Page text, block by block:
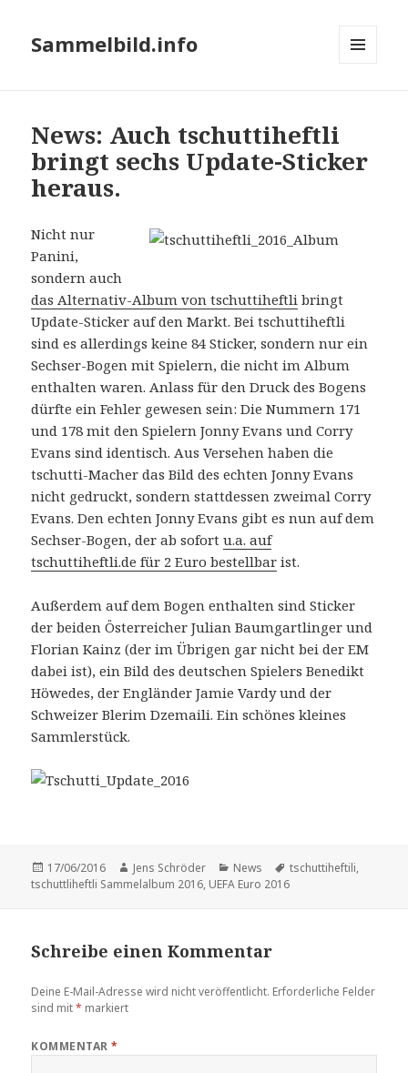
Sammelbild.info
News: Auch tschuttiheftli
bringt sechs Update-Sticker
heraus.
Nicht nur
Panini,
sondern auch
das Alternativ-Album von tschuttiheftli bringt
Update-Sticker auf den Markt. Bei tschuttiheftli
sind es allerdings keine 84 Sticker, sondern nur ein
Sechser-Bogen mit Spielern, die nicht im Album
enthalten waren. Anlass für den Druck des Bogens
dürfte ein Fehler gewesen sein: Die Nummern 171
und 178 mit den Spielern Jonny Evans und Corry
Evans sind identisch. Aus Versehen haben die
tschutti-Macher das Bild des echten Jonny Evans
nicht gedruckt, sondern stattdessen zweimal Corry
Evans. Den echten Jonny Evans gibt es nun auf dem
Sechser-Bogen, der ab sofortu.a. auf
tschuttiheftli.de für 2 Euro bestellbar ist.
Außerdem auf dem Bogen enthalten sind Sticker
der beiden Österreicher Julian Baumgartlinger und
Florian Kainz (der im Übrigen gar nicht bei der EM
dabei ist), ein Bild des deutschen Spielers Benedikt
Höwedes, der Engländer Jamie Vardy und der
Schweizer Blerim Dzemaili. Ein schönes kleines
Sammlerstück.
Veröffentlicht
am
17/06/2016 Autor
Jens Schröder Kategorien
News Schlagwörter
tschuttiheftili,
tschuttliheftli Sammelalbum 2016, UEFA Euro 2016
Schreibe einen Kommentar
Deine E-Mail-Adresse wird nicht veröffentlicht. Erforderliche Felder
sind mit* markiert
KOMMENTAR*